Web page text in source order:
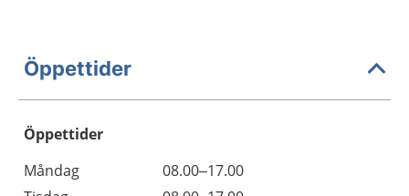
Öppettider
Öppettider
Dag
Öppettider
Kommentarer
Måndag
08.00–17.00